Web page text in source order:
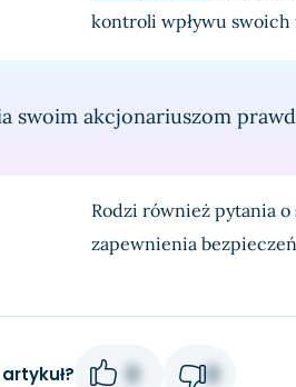
kontroli wpływu swoich
swoim akcjonariuszom
Rodzi również pytania o
zapewnienia
0 0